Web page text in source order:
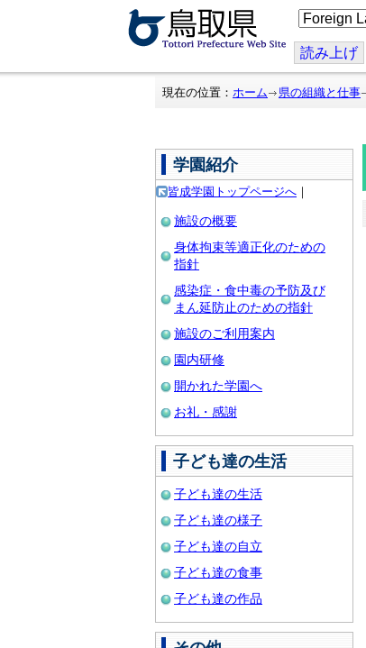
こ
の
ジ
を
翻
読み上げ
現在の位置： ホーム 県の組織と仕事
学園紹介
皆成学園トップページへ ｜
施設の概要
身体拘束等適正化のための
指針
感染症・食中毒の予防及び
まん延防止のための指針
施設のご利用案内
園内研修
開かれた学園へ
お礼・感謝
子ども達の生活
子ども達の生活
子ども達の様子
子ども達の自立
子ども達の食事
子ども達の作品